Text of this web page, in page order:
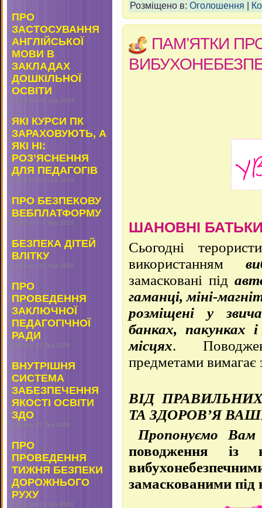
ПРО
ЗАСТОСУВАННЯ
АНГЛІЙСЬКОЇ
МОВИ В
ЗАКЛАДАХ
ДОШКІЛЬНОЇ
ОСВІТИ
12:25 pm 05 Сер 2026
ЯКІ КУРСИ ПК
ЗАРАХОВУЮТЬ, А
ЯКІ НІ:
РОЗ’ЯСНЕННЯ
ДЛЯ ПЕДАГОГІВ
11:43 am 05 Сер 2026
ПРО БЕЗПЕКОВУ
ВЕБПЛАТФОРМУ
11:32 am 17 Чер 2026
БЕЗПЕКА ДІТЕЙ
ВЛІТКУ
11:44 am 10 Чер 2026
ПРО
ПРОВЕДЕННЯ
ЗАКЛЮЧНОЇ
ПЕДАГОГІЧНОЇ
РАДИ
5:47 pm 29 Тра 2026
ВНУТРІШНЯ
СИСТЕМА
ЗАБЕЗПЕЧЕННЯ
ЯКОСТІ ОСВІТИ
ЗДО
4:53 pm 29 Тра 2026
ПРО
ПРОВЕДЕННЯ
ТИЖНЯ БЕЗПЕКИ
ДОРОЖНЬОГО
РУХУ
12:14 pm 21 Тра 2026
Розміщено в: Оголошення
ПАМ’ЯТКИ
ШАНОВНІ
Сьогодні
використанням
замасковані під
гаманці, міні-
розміщені у
банках, пакунках
місцях.
предметами вимагає
ВІД
ТА ЗДОРОВ’Я
Пропонуємо
поводження із
замаскованими під